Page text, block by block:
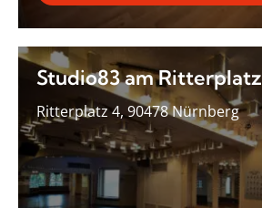
Studio83 am Ritterplatz
Ritterplatz 4, 90478 Nürnberg